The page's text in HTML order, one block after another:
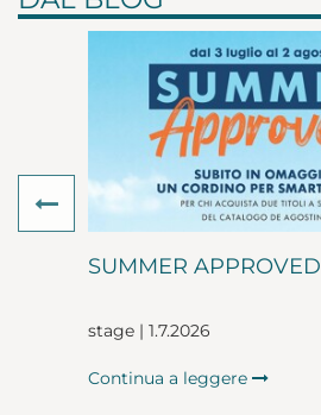
SUMMER APPROVED
stage | 1.7.2026
Continua a leggere
Previous